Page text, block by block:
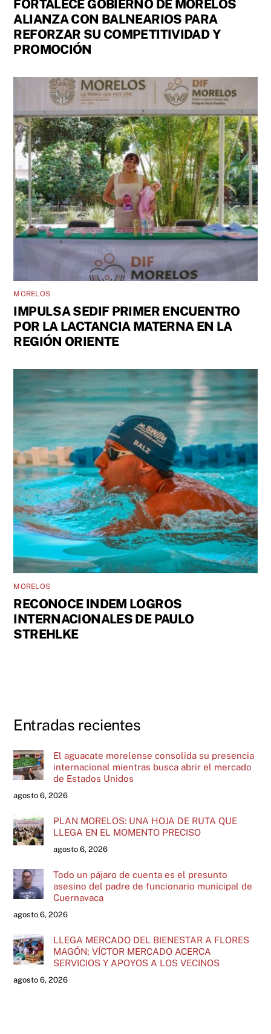
FORTALECE GOBIERNO DE MORELOS
ALIANZA CON BALNEARIOS PARA
REFORZAR SU COMPETITIVIDAD Y
PROMOCIÓN
MORELOS
IMPULSA SEDIF PRIMER ENCUENTRO
POR LA LACTANCIA MATERNA EN LA
REGIÓN ORIENTE
MORELOS
RECONOCE INDEM LOGROS
INTERNACIONALES DE PAULO
STREHLKE
Entradas recientes
El aguacate morelense consolida su presencia
internacional mientras busca abrir el mercado
de Estados Unidos
agosto 6, 2026
PLAN MORELOS: UNA HOJA DE RUTA QUE
LLEGA EN EL MOMENTO PRECISO
agosto 6, 2026
Todo un pájaro de cuenta es el presunto
asesino del padre de funcionario municipal de
Cuernavaca
agosto 6, 2026
LLEGA MERCADO DEL BIENESTAR A FLORES
MAGÓN; VÍCTOR MERCADO ACERCA
SERVICIOS Y APOYOS A LOS VECINOS
agosto 6, 2026